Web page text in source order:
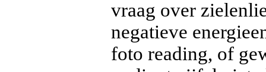
vraag over
negatieve
foto reading, of